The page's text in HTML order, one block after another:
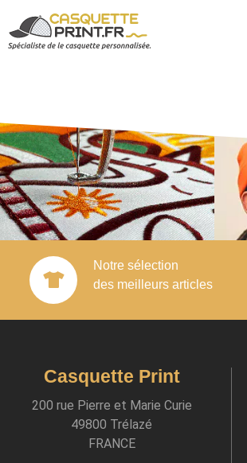
Notre sélection
des meilleurs articles
Casquette Print
200 rue Pierre et Marie Curie
49800 Trélazé
FRANCE